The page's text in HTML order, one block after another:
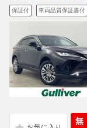
保証付 車両品質保証書付
無